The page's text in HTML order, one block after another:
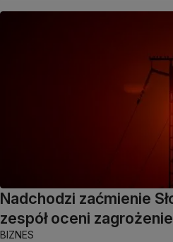
Nadchodzi zaćmienie
zespół oceni zagrożenie
BIZNES